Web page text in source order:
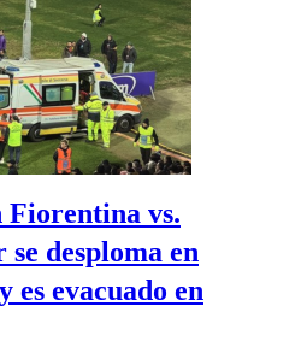
Fiorentina vs.
desploma en
es evacuado en